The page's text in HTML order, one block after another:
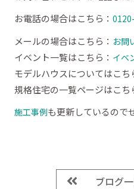
お電話の場合はこちら：
メールの場合はこちら： お問
イベント一覧はこちら： イベ
モデルハウスについてはこち
規格住宅の一覧ページはこち
施工事例も更新しているので
ブログ